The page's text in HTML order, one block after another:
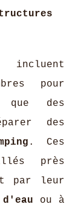
incluent
pour
des
des
. Ces
près
par leur
ou à